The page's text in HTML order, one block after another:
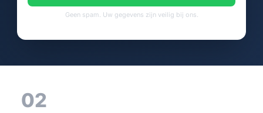
Geen spam. Uw gegevens zijn veilig bij ons.
02